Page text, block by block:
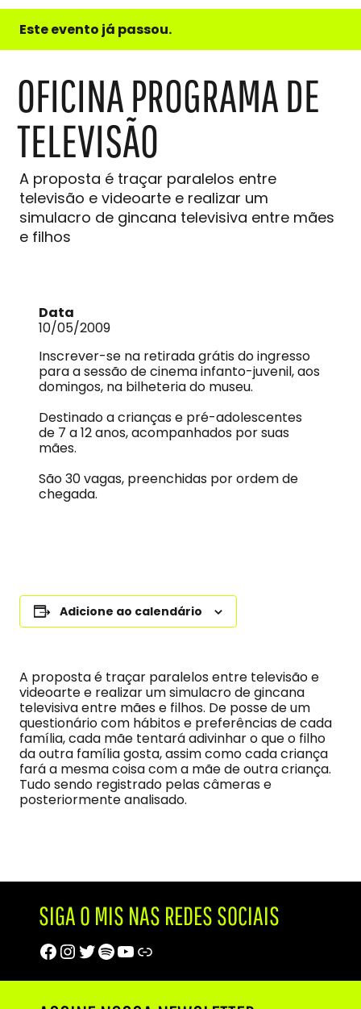
e
do
Este evento já passou.
OFICINA PROGRAMA DE
TELEVISÃO
A proposta é traçar paralelos entre
televisão e videoarte e realizar um
simulacro de gincana televisiva entre mães
e filhos
Data
10/05/2009
Inscrever-se na retirada grátis do ingresso
para a sessão de cinema infanto-juvenil, aos
domingos, na bilheteria do museu.
Destinado a crianças e pré-adolescentes
de 7 a 12 anos, acompanhados por suas
mães.
São 30 vagas, preenchidas por ordem de
chegada.
Adicione ao calendário
A proposta é traçar paralelos entre televisão e
videoarte e realizar um simulacro de gincana
televisiva entre mães e filhos. De posse de um
questionário com hábitos e preferências de cada
família, cada mãe tentará adivinhar o que o filho
da outra família gosta, assim como cada criança
fará a mesma coisa com a mãe de outra criança.
Tudo sendo registrado pelas câmeras e
posteriormente analisado.
SIGA O MIS NAS REDES SOCIAIS
Facebook
Instagram
Twitter
Spotify
Youtube
Trip Advisor